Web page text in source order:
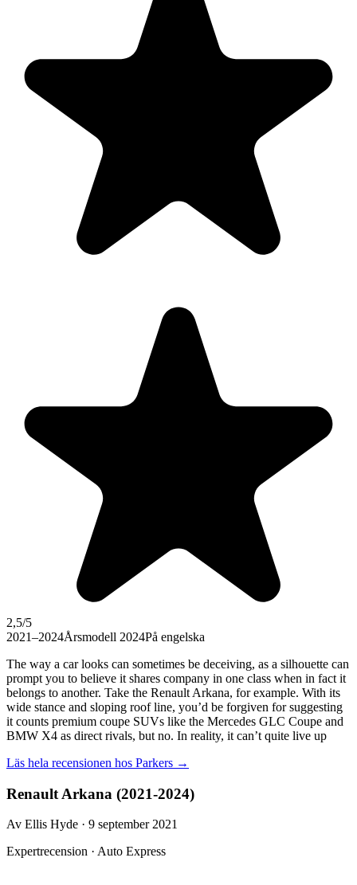
2,5/5
2021–2024Årsmodell 2024På engelska
The way a car looks can sometimes be deceiving, as a silhouette can
prompt you to believe it shares company in one class when in fact it
belongs to another. Take the Renault Arkana, for example. With its
wide stance and sloping roof line, you’d be forgiven for suggesting
it counts premium coupe SUVs like the Mercedes GLC Coupe and
BMW X4 as direct rivals, but no. In reality, it can’t quite live up
Läs hela recensionen hos Parkers →
Renault Arkana (2021-2024)
Av Ellis Hyde · 9 september 2021
Expertrecension · Auto Express